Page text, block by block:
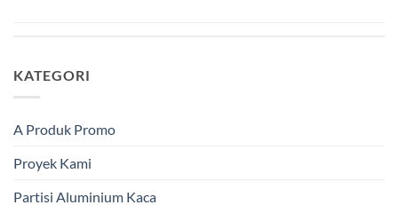
KATEGORI
A Produk Promo
Proyek Kami
Partisi Aluminium Kaca